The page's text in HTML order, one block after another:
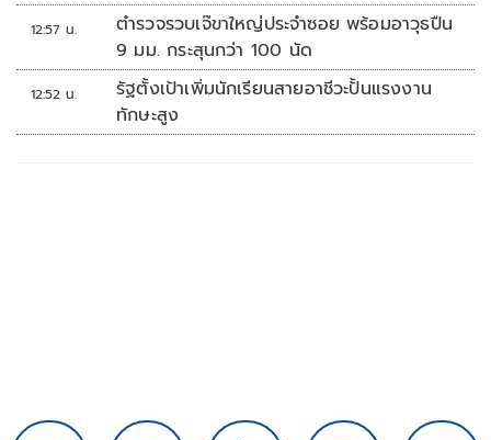
12:57 น.
ตำรวจรวบเจ๊ขาใหญ่ประจำซอย พร้อมอาวุธปืน
9 มม. กระสุนกว่า 100 นัด
12:52 น.
รัฐตั้งเป้าเพิ่มนักเรียนสายอาชีวะปั้นแรงงาน
ทักษะสูง